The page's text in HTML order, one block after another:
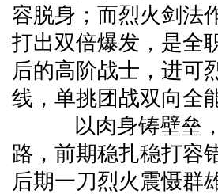
容脱身；而烈火剑法
打出双倍爆发，是全
后的高阶战士，进可
线，单挑团战双向全
以肉身铸壁垒，
路，前期稳扎稳打容
后期一刀烈火震慑群